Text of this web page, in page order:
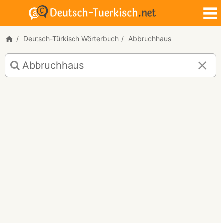
Deutsch-Türkisch Wörterbuch Abbruchhaus
Deutsch-
Türkisch
Übersetzung